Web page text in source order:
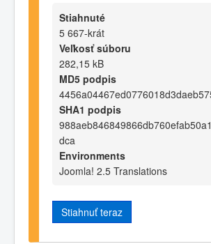
Stiahnuté
5 667-krát
Veľkosť súboru
282,15 kB
MD5 podpis
SHA1 podpis
dca
Environments
Joomla! 2.5 Translations
Stiahnuť teraz